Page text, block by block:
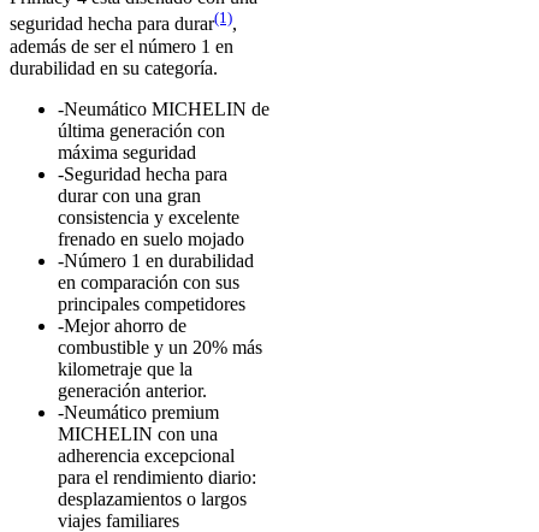
seguridad hecha para durar(1),
además de ser el número 1 en
durabilidad en su categoría.
-Neumático MICHELIN de
última generación con
máxima seguridad
-Seguridad hecha para
durar con una gran
consistencia y excelente
frenado en suelo mojado
-Número 1 en durabilidad
en comparación con sus
principales competidores
-Mejor ahorro de
combustible y un 20% más
kilometraje que la
generación anterior.
-Neumático premium
MICHELIN con una
adherencia excepcional
para el rendimiento diario:
desplazamientos o largos
viajes familiares